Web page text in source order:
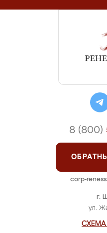
г.
ул.
СХЕМА
8 (800)
corp-